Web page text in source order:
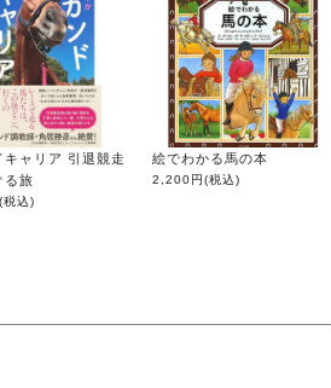
キャリア 引退競走
る旅
(税込)
絵でわかる馬の本
2,200円(税込)